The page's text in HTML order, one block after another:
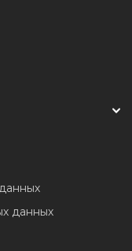
данных